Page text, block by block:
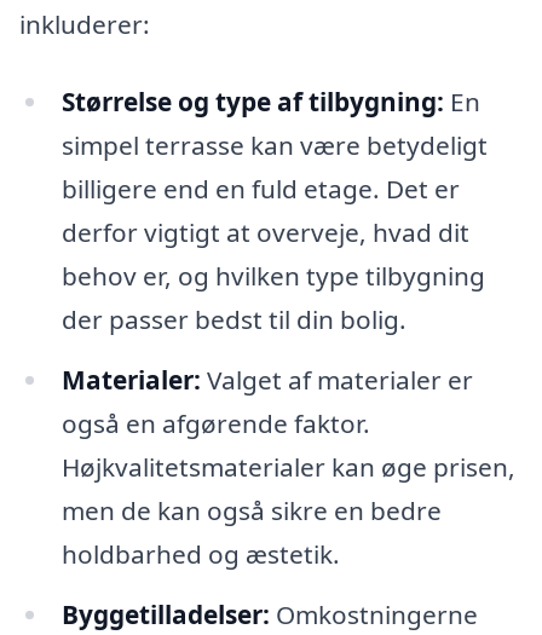
inkluderer:
Størrelse og type af tilbygning: En
simpel terrasse kan være betydeligt
billigere end en fuld etage. Det er
derfor vigtigt at overveje, hvad dit
behov er, og hvilken type tilbygning
der passer bedst til din bolig.
Materialer: Valget af materialer er
også en afgørende faktor.
Højkvalitetsmaterialer kan øge prisen,
men de kan også sikre en bedre
holdbarhed og æstetik.
Byggetilladelser: Omkostningerne